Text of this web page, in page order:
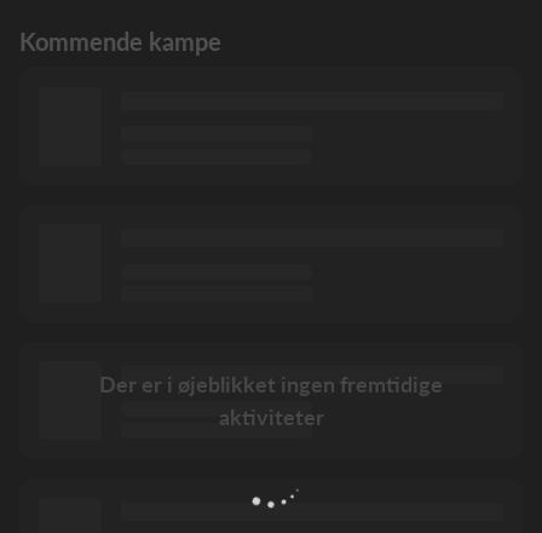
Kommende kampe
Der er i øjeblikket ingen fremtidige
aktiviteter